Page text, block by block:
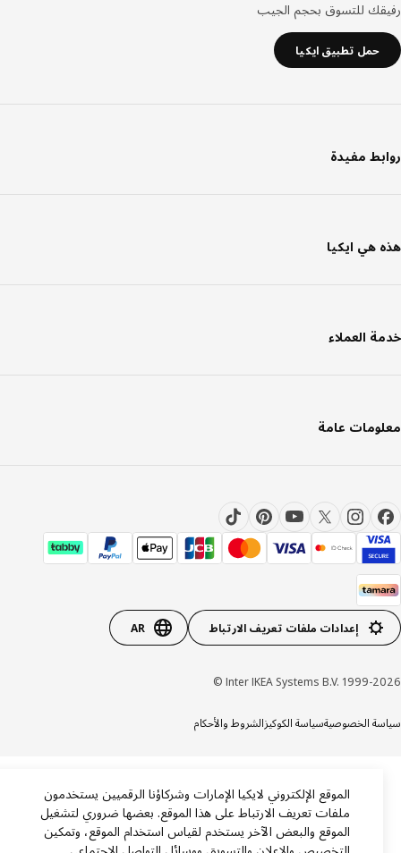
للتسوق بحجم الجيب
حمل تطبيق ايكيا
مفيدة
هي ايكيا
العملاء
عامة
إعدادات ملفات تعريف الارتباط AR
Inter IKEA Systems B.V. 1999-
الخصوصيةسياسة الكوكيزالشروط والأحكام
الموقع الإلكتروني لايكيا الإمارات وشركاؤنا الرقميين يستخدمون
ملفات تعريف الارتباط على هذا الموقع. بعضها ضروري لتشغيل
الموقع والبعض الآخر يستخدم لقياس استخدام الموقع، وتمكين